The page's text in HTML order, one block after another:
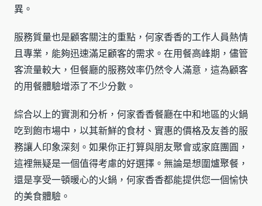
異。
服務質量也是顧客關注的重點，何家香香的工作人員熱情
且專業，能夠迅速滿足顧客的需求。在用餐高峰期，儘管
客流量較大，但餐廳的服務效率仍然令人滿意，這為顧客
的用餐體驗增添了不少分數。
綜合以上的實測和分析，何家香香餐廳在中和地區的火鍋
吃到飽市場中，以其新鮮的食材、實惠的價格及友善的服
務讓人印象深刻。如果你正打算與朋友聚會或家庭團圓，
這裡無疑是一個值得考慮的好選擇。無論是想圍爐聚餐，
還是享受一頓暖心的火鍋，何家香香都能提供您一個愉快
的美食體驗。